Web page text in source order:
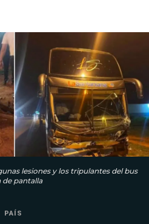
lesiones y los tripulantes del bus
de pantalla
PAÍS